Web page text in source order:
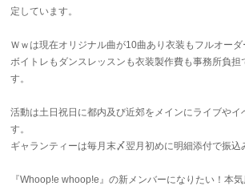
定しています。
Ｗｗは現在オリジナル曲が10曲あり衣装もフルオーダ
ボイトレもダンスレッスンも衣装製作費も事務所負
す。
活動は土日祝日に都内及び近郊をメインにライブやイ
す。
ギャランティーは毎月末〆翌月初めに明細添付で振込
『Whoop!e whoop!e』の新メンバーになりたい！本